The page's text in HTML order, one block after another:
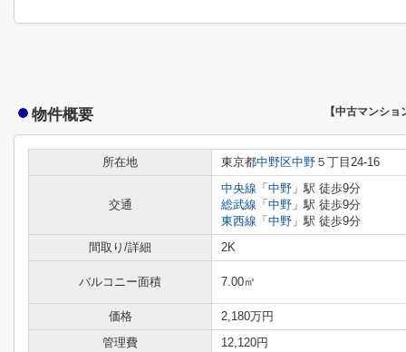
物件概要 【中古マンショ
所在地 東京都中野区中野 ５丁目24-16
交通
中央線 「 中野 」駅 徒歩9分
総武線 「 中野 」駅 徒歩9分
東西線 「 中野 」駅 徒歩9分
間取り/詳細
2K
バルコニー面積 7.00㎡
価格
2,180万円
管理費
12,120円